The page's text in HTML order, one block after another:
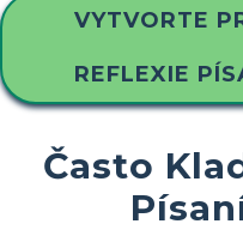
VYTVORTE
REFLEXIE
Často